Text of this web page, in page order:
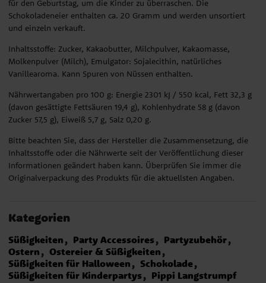
für den Geburtstag, um die Kinder zu überraschen. Die
Schokoladeneier enthalten ca. 20 Gramm und werden unsortiert
und einzeln verkauft.
Inhaltsstoffe: Zucker, Kakaobutter, Milchpulver, Kakaomasse,
Molkenpulver (Milch), Emulgator: Sojalecithin, natürliches
Vanillearoma. Kann Spuren von Nüssen enthalten.
Nährwertangaben pro 100 g: Energie 2301 kJ / 550 kcal, Fett 32,3 g
(davon gesättigte Fettsäuren 19,4 g), Kohlenhydrate 58 g (davon
Zucker 57,5 g), Eiweiß 5,7 g, Salz 0,20 g.
Bitte beachten Sie, dass der Hersteller die Zusammensetzung, die
Inhaltsstoffe oder die Nährwerte seit der Veröffentlichung dieser
Informationen geändert haben kann. Überprüfen Sie immer die
Originalverpackung des Produkts für die aktuellsten Angaben.
Kategorien
Süßigkeiten Party Accessoires
Partyzubehör
Ostern
Ostereier & Süßigkeiten
Süßigkeiten für Halloween
Schokolade
Süßigkeiten für Kinderpartys
Pippi Langstrumpf